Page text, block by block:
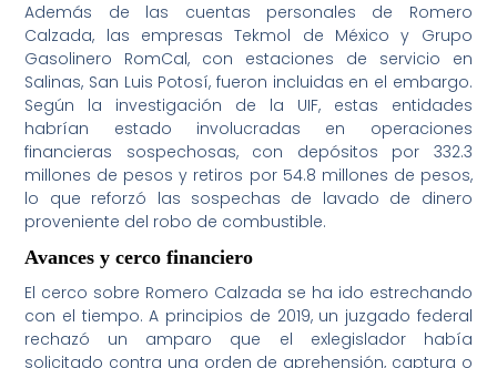
Además de las cuentas personales de Romero
Calzada, las empresas Tekmol de México y Grupo
Gasolinero RomCal, con estaciones de servicio en
Salinas, San Luis Potosí, fueron incluidas en el embargo.
Según la investigación de la UIF, estas entidades
habrían estado involucradas en operaciones
financieras sospechosas, con depósitos por 332.3
millones de pesos y retiros por 54.8 millones de pesos,
lo que reforzó las sospechas de lavado de dinero
proveniente del robo de combustible.
Avances y cerco financiero
El cerco sobre Romero Calzada se ha ido estrechando
con el tiempo. A principios de 2019, un juzgado federal
rechazó un amparo que el exlegislador había
solicitado contra una orden de aprehensión, captura o